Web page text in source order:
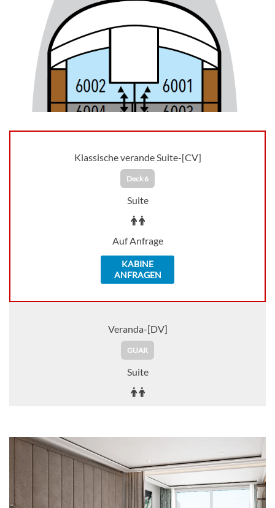
Klassische verande Suite-[CV]
Deck 6
Suite
Auf Anfrage
KABINE
ANFRAGEN
Veranda-[DV]
GUAR
Suite
AUSWÄHLEN
KABINE
Deluxe Veranda Suite-[DX]